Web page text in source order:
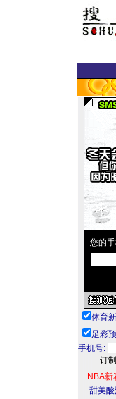
体育
足彩
手机号:
NBA新
甜美